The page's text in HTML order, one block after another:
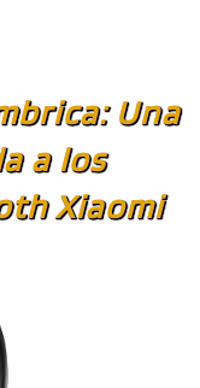
Una
a los
Xiaomi